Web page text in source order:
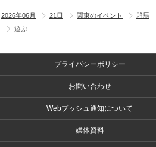
2026年06月 21日 関東のイベント
群馬
遊ぶ
プライバシーポリシー
お問い合わせ
Webプッシュ通知について
媒体資料